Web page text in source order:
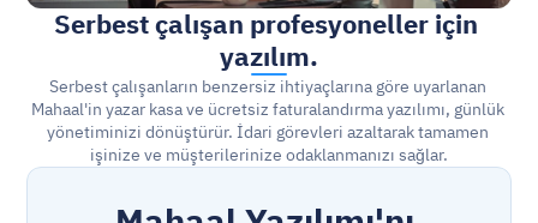
Serbest çalışan profesyoneller için
yazılım.
Serbest çalışanların benzersiz ihtiyaçlarına göre uyarlanan
Mahaal'in yazar kasa ve ücretsiz faturalandırma yazılımı, günlük
yönetiminizi dönüştürür. İdari görevleri azaltarak tamamen
işinize ve müşterilerinize odaklanmanızı sağlar.